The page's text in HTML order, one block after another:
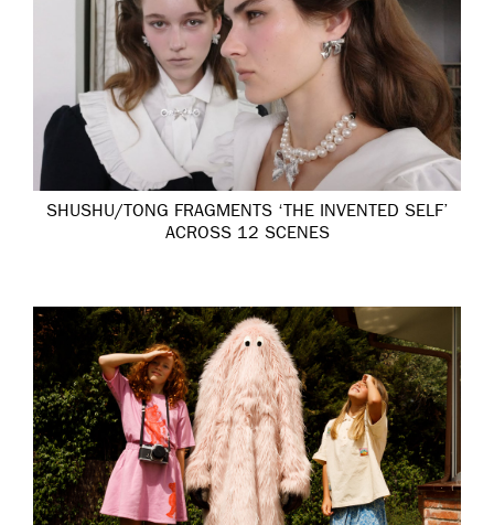
SHUSHU/TONG FRAGMENTS ‘THE INVENTED SELF’
ACROSS 12 SCENES